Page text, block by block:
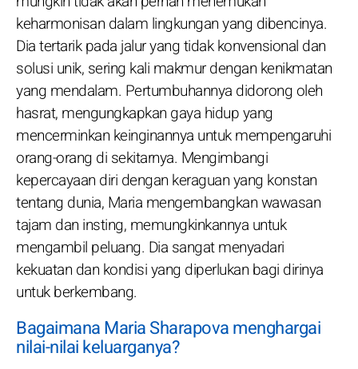
keharmonisan dalam lingkungan yang dibencinya.
Dia tertarik pada jalur yang tidak konvensional dan
solusi unik, sering kali makmur dengan kenikmatan
yang mendalam. Pertumbuhannya didorong oleh
hasrat, mengungkapkan gaya hidup yang
mencerminkan keinginannya untuk mempengaruhi
orang-orang di sekitarnya. Mengimbangi
kepercayaan diri dengan keraguan yang konstan
tentang dunia, Maria mengembangkan wawasan
tajam dan insting, memungkinkannya untuk
mengambil peluang. Dia sangat menyadari
kekuatan dan kondisi yang diperlukan bagi dirinya
untuk berkembang.
Bagaimana Maria Sharapova menghargai
nilai-nilai keluarganya?